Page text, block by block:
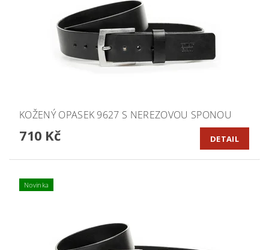
KOŽENÝ OPASEK 9627 S NEREZOVOU SPONOU
710 Kč DETAIL
Novinka